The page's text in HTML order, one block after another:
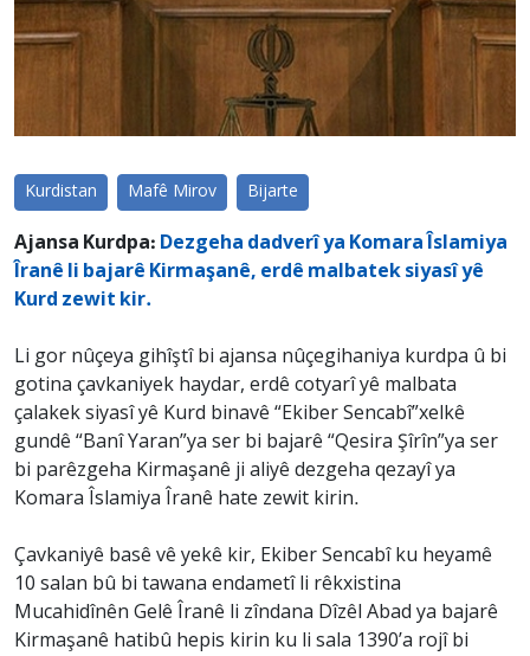
Kurdistan Mafê Mirov Bijarte
Ajansa Kurdpa: Dezgeha dadverî ya Komara Îslamiya
Îranê li bajarê Kirmaşanê, erdê malbatek siyasî yê
Kurd zewit kir.
Li gor nûçeya gihîştî bi ajansa nûçegihaniya kurdpa û bi
gotina çavkaniyek haydar, erdê cotyarî yê malbata
çalakek siyasî yê Kurd binavê “Ekiber Sencabî”xelkê
gundê “Banî Yaran”ya ser bi bajarê “Qesira Şîrîn”ya ser
bi parêzgeha Kirmaşanê ji aliyê dezgeha qezayî ya
Komara Îslamiya Îranê hate zewit kirin.
Çavkaniyê basê vê yekê kir, Ekiber Sencabî ku heyamê
10 salan bû bi tawana endametî li rêkxistina
Mucahidînên Gelê Îranê li zîndana Dîzêl Abad ya bajarê
Kirmaşanê hatibû hepis kirin ku li sala 1390’a rojî bi